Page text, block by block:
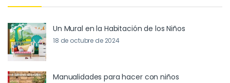
Un Mural en la Habitación de los Niños
18 de octubre de 2024
Manualidades para hacer con niños